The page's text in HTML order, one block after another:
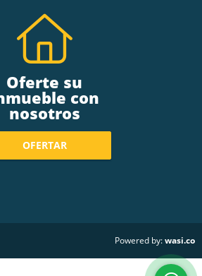
Oferte su
con
nosotros
OFERTAR
Powered by:wasi.co